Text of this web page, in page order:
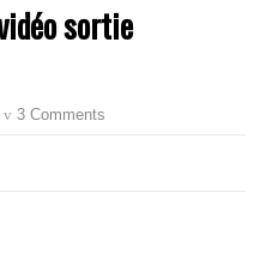
sortie
3 Comments